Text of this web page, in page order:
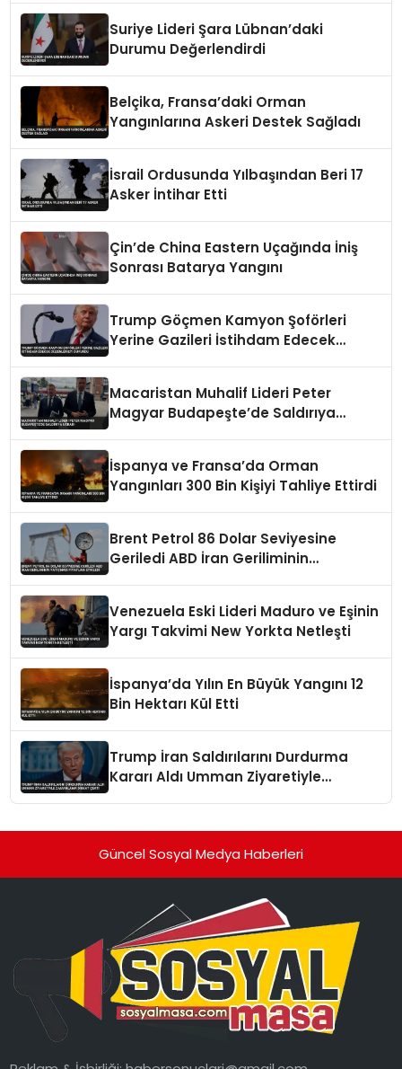
Suriye Lideri Şara Lübnan’daki
Durumu Değerlendirdi
Belçika, Fransa’daki Orman
Yangınlarına Askeri Destek Sağladı
İsrail Ordusunda Yılbaşından Beri 17
Asker İntihar Etti
Çin’de China Eastern Uçağında İniş
Sonrası Batarya Yangını
Trump Göçmen Kamyon Şoförleri
Yerine Gazileri İstihdam Edecek
Macaristan Muhalif Lideri Peter
Magyar Budapeşte’de Saldırıya
İspanya ve Fransa’da Orman
Yangınları 300 Bin Kişiyi Tahliye Ettirdi
Brent Petrol 86 Dolar Seviyesine
Geriledi ABD İran Geriliminin
Venezuela Eski Lideri Maduro ve Eşinin
Yargı Takvimi New Yorkta Netleşti
İspanya’da Yılın En Büyük Yangını 12
Bin Hektarı Kül Etti
Trump İran Saldırılarını Durdurma
Kararı Aldı Umman Ziyaretiyle
Güncel Sosyal Medya Haberleri